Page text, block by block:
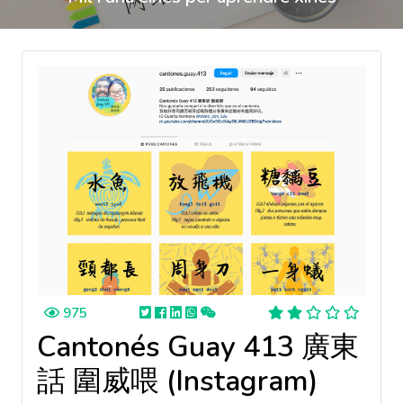
975
Cantonés Guay 413 廣東
話 圍威喂 (Instagram)